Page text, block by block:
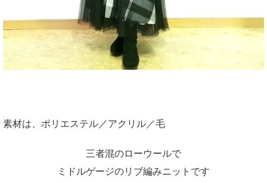
素材は、ポリエステル／アクリル／毛
三者混のローウールで
ミドルゲージのリブ編みニットです